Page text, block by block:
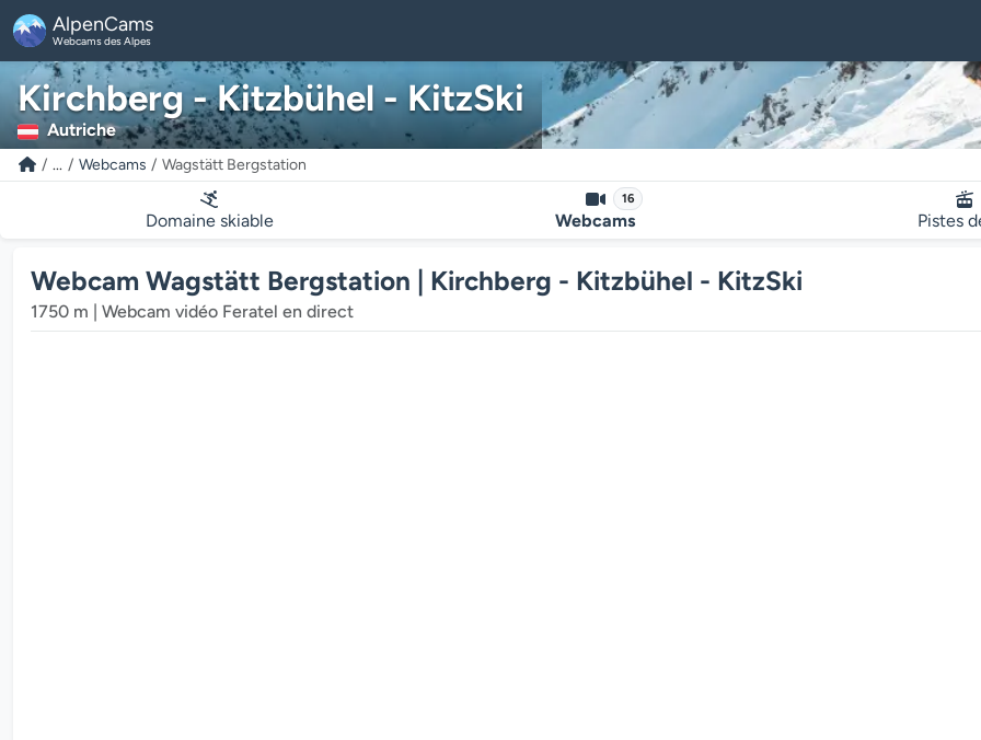
AlpenCams
Webcams des Alpes
Kirchberg - Kitzbühel - KitzSki
Autriche
... Webcams Wagstätt Bergstation
Domaine skiable
16
Webcams Pistes
Webcam Wagstätt Bergstation | Kirchberg - Kitzbühel - KitzSki
1750 m | Webcam vidéo Feratel en direct